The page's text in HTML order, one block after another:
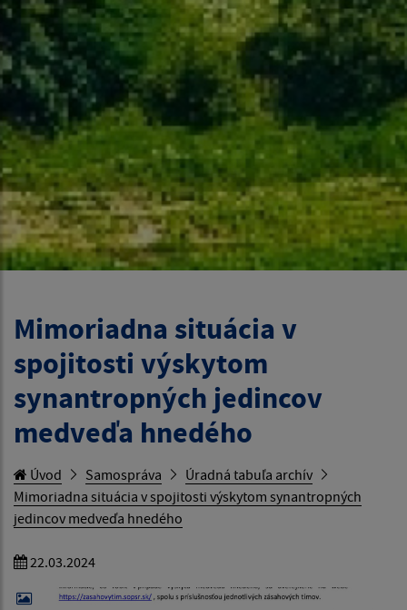
Mimoriadna situácia v
spojitosti výskytom
synantropných jedincov
medveďa hnedého
Úvod Samospráva
Úradná tabuľa archív
Mimoriadna situácia v spojitosti výskytom synantropných
jedincov medveďa hnedého
22.03.2024